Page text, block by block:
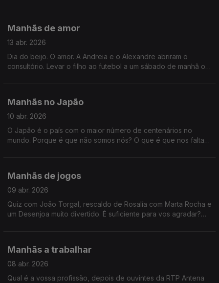
Manhãs de amor
13 abr. 2026
Dia do beijo. O amor. A Andreia e o Alexandre abriram o
consultório. Levar o filho ao futebol a um sábado de manhã ou
Manhãs no Japão
10 abr. 2026
O Japão é o país com o maior número de centenários no
mundo. Porque é que não somos nós? O que é que nos falta?
Manhãs de jogos
09 abr. 2026
Quiz com João Torgal, rescaldo de Rosalía com Marta Rocha e
um Desenjoa muito divertido. É suficiente para vos agradar?
Manhãs a trabalhar
08 abr. 2026
Qual é a vossa profissão, depois de ouvintes da RTP Antena